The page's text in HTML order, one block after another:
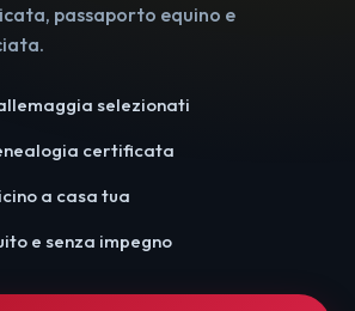
passaporto equino e
selezionati
certificata
a casa tua
e senza impegno